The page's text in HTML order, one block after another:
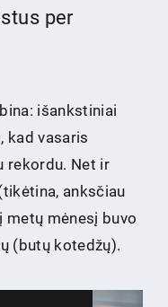
per
išankstiniai
kad vasaris
rekordu. Net ir
anksčiau
metų mėnesį buvo
(butų kotedžų).